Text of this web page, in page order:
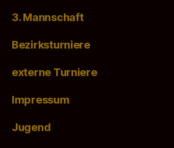
3. Mannschaft
Bezirksturniere
externe Turniere
Impressum
Jugend